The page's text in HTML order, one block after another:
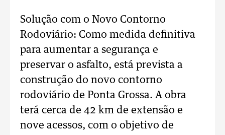
Solução com o Novo Contorno
Rodoviário: Como medida definitiva
para aumentar a segurança e
preservar o asfalto, está prevista a
construção do novo contorno
rodoviário de Ponta Grossa. A obra
terá cerca de 42 km de extensão e
nove acessos, com o objetivo de